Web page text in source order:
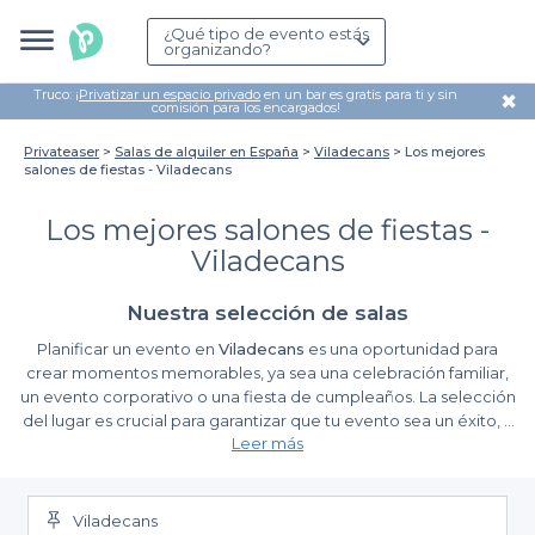
¿Qué tipo de evento estás
organizando?
Truco: ¡Privatizar un espacio privado en un bar es gratis para ti y sin
comisión para los encargados! ✖
Privateaser Salas de alquiler en España Viladecans
Los mejores
salones de fiestas - Viladecans
Los mejores salones de fiestas -
Viladecans
Nuestra selección de salas
Planificar un evento en Viladecans es una oportunidad para
crear momentos memorables, ya sea una celebración familiar,
un evento corporativo o una fiesta de cumpleaños. La selección
del lugar es crucial para garantizar que tu evento sea un éxito, y
aquí es donde Privateaser puede ayudarte a encontrar los
Descubra la facilidad de reservar con Privateaser
Con Privateaser, hemos simplificado el proceso de búsqueda y
Leer más
Viladecans